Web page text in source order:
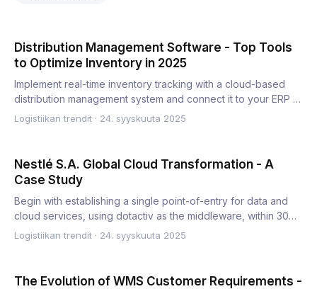
Distribution Management Software - Top Tools
to Optimize Inventory in 2025
Implement real-time inventory tracking with a cloud-based
distribution management system and connect it to your ERP to
c…
Logistiikan trendit · 24. syyskuuta 2025
Nestlé S.A. Global Cloud Transformation - A
Case Study
Begin with establishing a single point-of-entry for data and
cloud services, using dotactiv as the middleware, within 30…
Logistiikan trendit · 24. syyskuuta 2025
The Evolution of WMS Customer Requirements -